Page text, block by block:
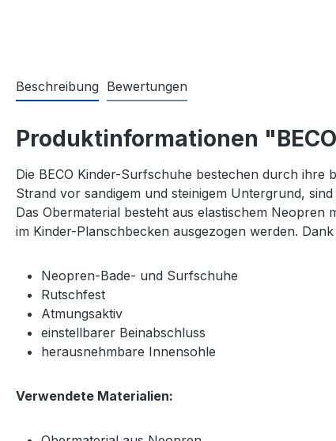
Beschreibung Bewertungen
Produktinformationen
Die BECO Kinder-Surfschuhe bestechen durch ihre
Strand vor sandigem und steinigem Untergrund,
Das Obermaterial besteht aus elastischem
im Kinder-Planschbecken ausgezogen werden.
Neopren-Bade- und Surfschuhe
Rutschfest
Atmungsaktiv
einstellbarer Beinabschluss
herausnehmbare Innensohle
Verwendete Materialien: